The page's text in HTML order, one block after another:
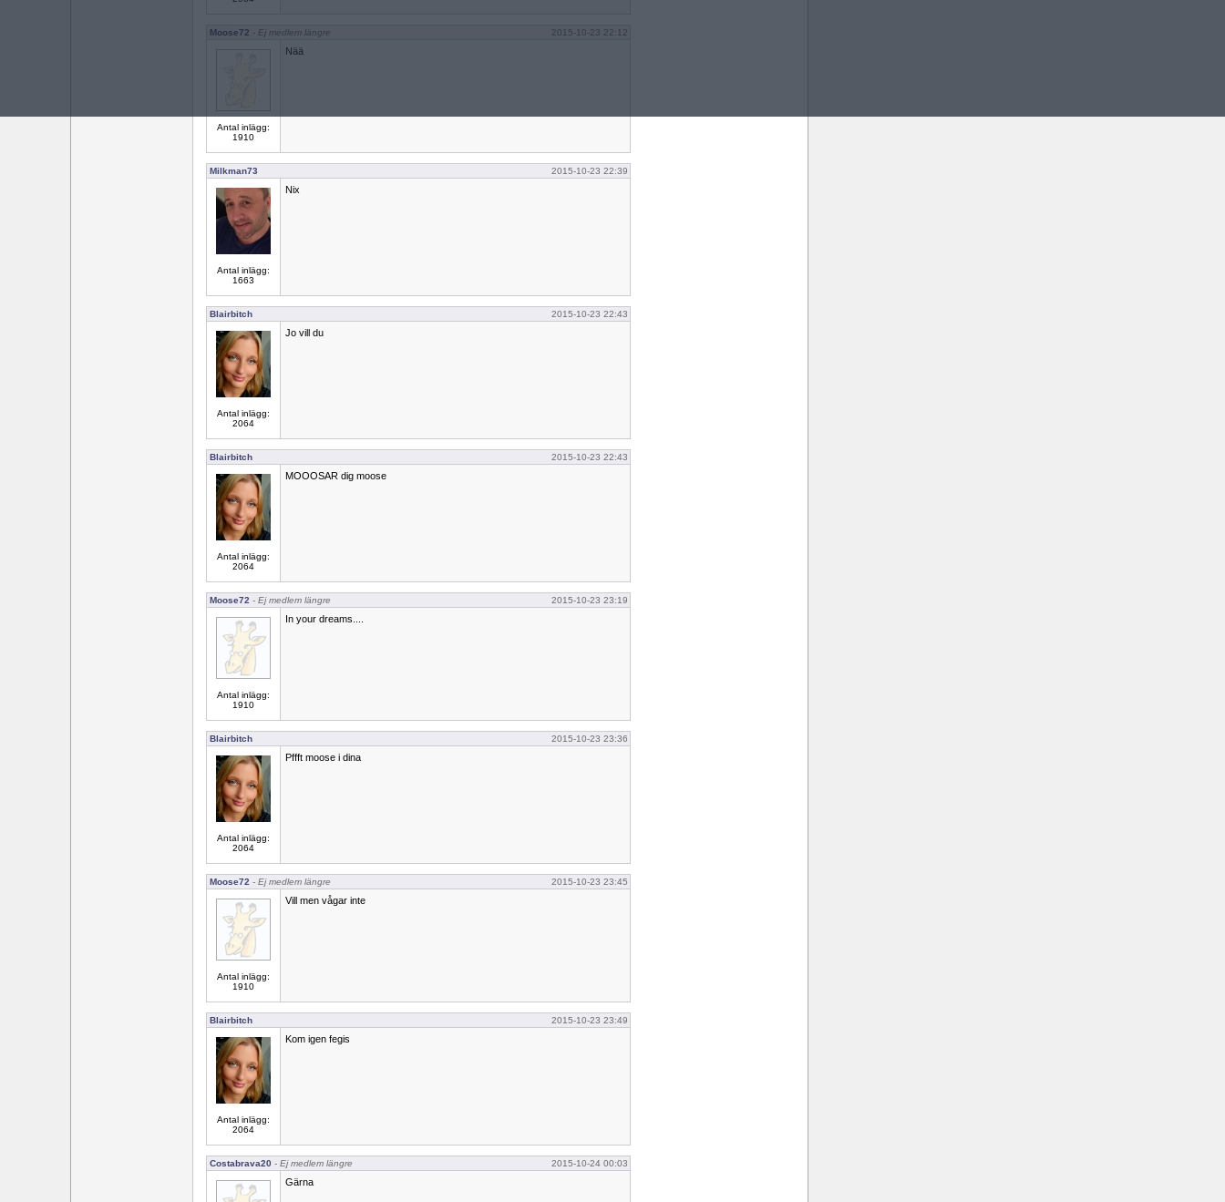
Moose72 - Ej medlem längre 2015-10-23 22:12
Antal inlägg:
1910
Nää
Milkman73 2015-10-23 22:39
Antal inlägg:
1663
Nix
Blairbitch 2015-10-23 22:43
Antal inlägg:
2064
Jo vill du
Blairbitch 2015-10-23 22:43
Antal inlägg:
2064
MOOOSAR dig moose
Moose72 - Ej medlem längre 2015-10-23 23:19
Antal inlägg:
1910
In your dreams....
Blairbitch 2015-10-23 23:36
Antal inlägg:
2064
Pffft moose i dina
Moose72 - Ej medlem längre 2015-10-23 23:45
Antal inlägg:
1910
Vill men vågar inte
Blairbitch 2015-10-23 23:49
Antal inlägg:
2064
Kom igen fegis
Costabrava20 - Ej medlem längre 2015-10-24 00:03
Gärna